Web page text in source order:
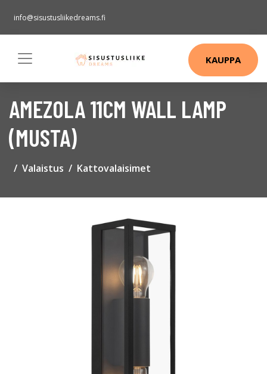
info@sisustusliikedreams.fi
KAUPPA
AMEZOLA 11CM WALL LAMP
(MUSTA)
Valaistus Kattovalaisimet